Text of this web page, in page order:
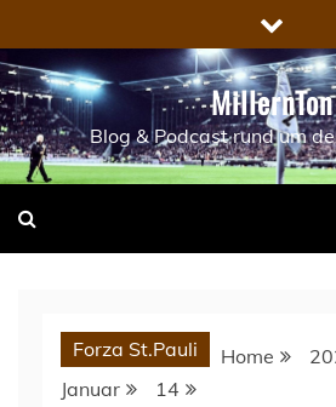
to
content
MillernTon
Blog & Podcast rund um
Forza St.Pauli Home
Januar
14